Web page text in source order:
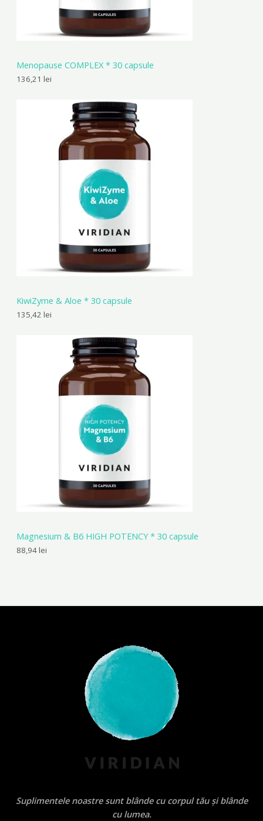
Menopause COMPLEX * 30 capsule
136,21 lei
KiwiZyme & Aloe * 30 capsule
135,42 lei
Magnesium & B6 HIGH POTENCY * 30 capsule
88,94lei
Suplimentele noastre sunt blânde cu corpul tău și blânde
cu lumea.